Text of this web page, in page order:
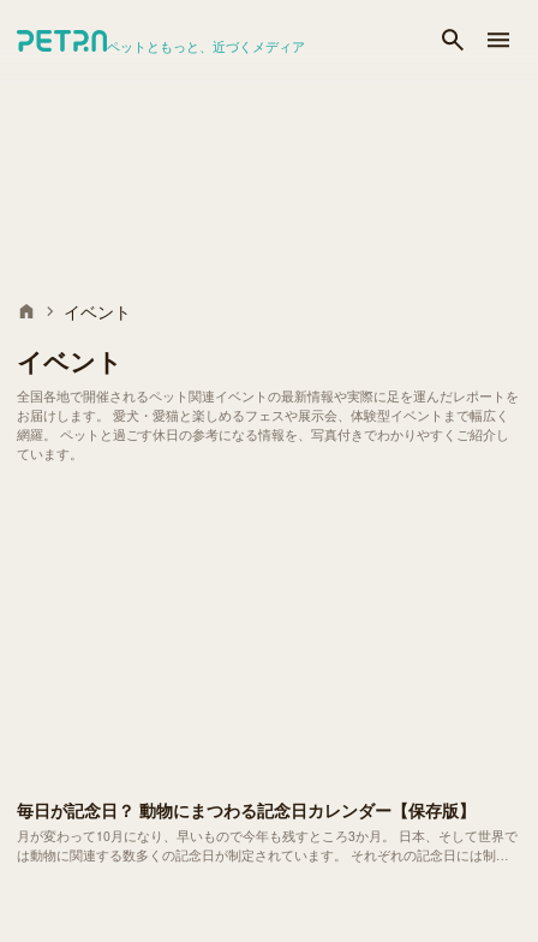
ペットともっと、近づくメディア
イベント
イベント
全国各地で開催されるペット関連イベントの最新情報や実際に足を運んだレポートを
お届けします。 愛犬・愛猫と楽しめるフェスや展示会、体験型イベントまで幅広く
網羅。 ペットと過ごす休日の参考になる情報を、写真付きでわかりやすくご紹介し
ています。
毎日が記念日？ 動物にまつわる記念日カレンダー【保存版】
月が変わって10月になり、早いもので今年も残すところ3か月。 日本、そして世界で
は動物に関連する数多くの記念日が制定されています。 それぞれの記念日には制定